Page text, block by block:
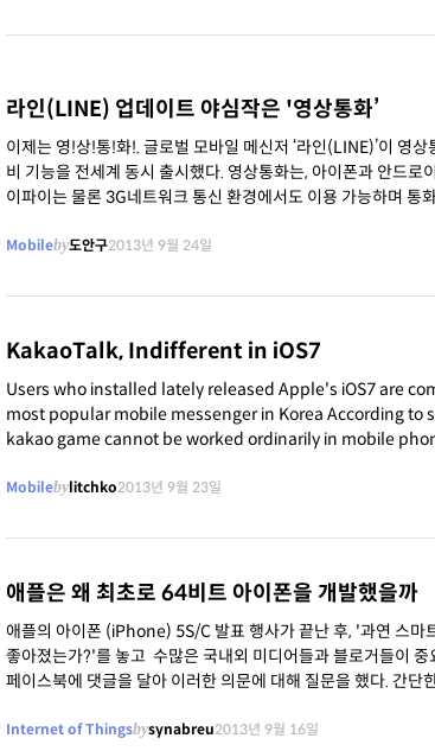
라인(LINE) 업데이트 야심작은 '영상통화’
이제는 영!상!통!화!. 글로벌 모바일 메신저 ‘라인(LINE)’이 영상통화 기능과 짧은 동영상 클립을 촬영해 공유할 수 있는 스냅무
비 기능을 전세계 동시 출시했다. 영상통화는, 아이폰과 안드
이파이는 물론 3G네트워크 통신 환경에서도 이용 가능하며 통
Mobileby도안구2013년 9월 24일
KakaoTalk, Indifferent in iOS7
Users who installed lately released Apple's iOS7 are complaining
most popular mobile messenger in Korea According to some users of kakaotalk, functions of "Friends List" and
kakao game cannot be worked ordinarily in mobile phones with iOS7. Through an
Mobilebylitchko2013년 9월 23일
애플은 왜 최초로 64비트 아이폰을 개발했을까
애플의 아이폰 (iPhone) 5S/C 발표 행사가 끝난 후, '과연 스마
좋아졌는가?'를 놓고 수많은 국내외 미디어들과 블로거들이 중요한 이슈로 다루었다. 더욱이
페이스북에 댓글을 달아 이러한 의문에 대해 질문을 했다. 간단
Internet of Thingsbysynabreu2013년 9월 16일